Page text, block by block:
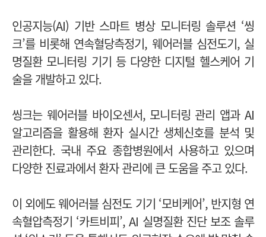
인공지능(AI) 기반 스마트 병상 모니터링 솔루션 ‘씽
크’를 비롯해 연속혈당측정기, 웨어러블 심전도기, 실
명질환 모니터링 기기 등 다양한 디지털 헬스케어 기
술을 개발하고 있다.
씽크는 웨어러블 바이오센서, 모니터링 관리 앱과 AI
알고리즘을 활용해 환자 실시간 생체신호를 분석 및
관리한다. 국내 주요 종합병원에서 사용하고 있으며
다양한 진료과에서 환자 관리에 큰 도움을 주고 있다.
이 외에도 웨어러블 심전도 기기 ‘모비케어’, 반지형 연
속혈압측정기 ‘카트비피’, AI 실명질환 진단 보조 솔루